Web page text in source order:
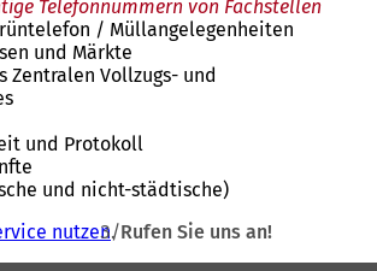
Telefonnummern von Fachstellen
/ Müllangelegenheiten
und Märkte
Zentralen Vollzugs- und
und Protokoll
und nicht-städtische)
nutzen Rufen Sie uns an!